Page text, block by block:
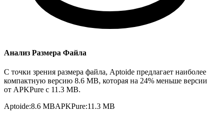
Анализ Размера Файла
С точки зрения размера файла, Aptoide предлагает наиболее
компактную версию 8.6 MB, которая на 24% меньше версии
от APKPure с 11.3 MB.
Aptoide:8.6 MBAPKPure:11.3 MB